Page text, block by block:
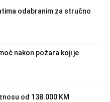
odabranim za stručno
nakon požara koji je
od 138.000 KM